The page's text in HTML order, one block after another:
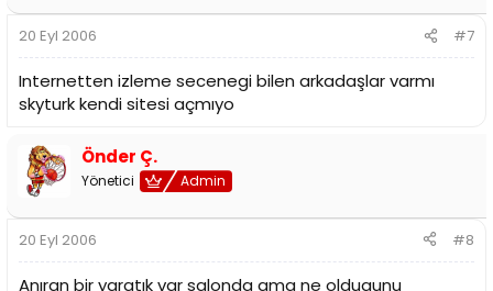
20 Eyl 2006 #7
Internetten izleme secenegi bilen arkadaşlar varmı
skyturk kendi sitesi açmıyo
Önder Ç.
Yönetici Admin
20 Eyl 2006 #8
Anıran bir yaratık var salonda ama ne oldugunu